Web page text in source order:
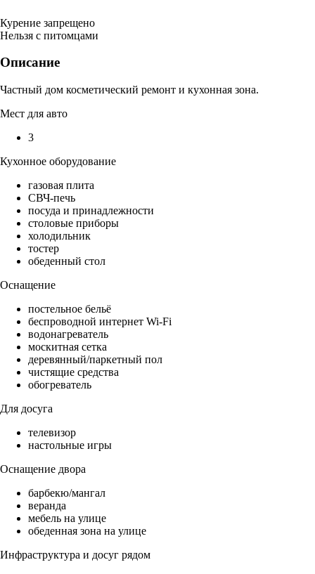
Курение запрещено
Нельзя с питомцами
Описание
Частный дом косметический ремонт и кухонная зона.
Мест для авто
3
Кухонное оборудование
газовая плита
СВЧ-печь
посуда и принадлежности
столовые приборы
холодильник
тостер
обеденный стол
Оснащение
постельное бельё
беспроводной интернет Wi-Fi
водонагреватель
москитная сетка
деревянный/паркетный пол
чистящие средства
обогреватель
Для досуга
телевизор
настольные игры
Оснащение двора
барбекю/мангал
веранда
мебель на улице
обеденная зона на улице
Инфраструктура и досуг рядом